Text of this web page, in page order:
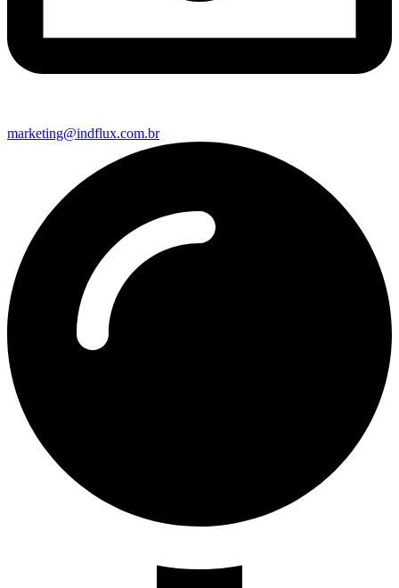
marketing@indflux.com.br